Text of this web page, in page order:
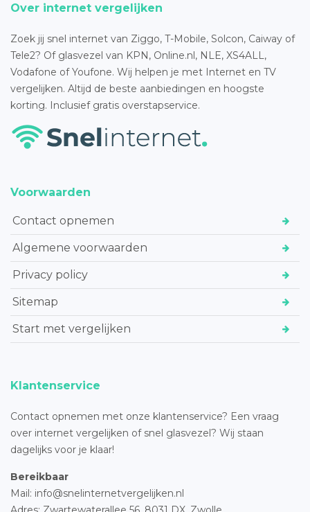
Over internet vergelijken
Zoek jij snel internet van Ziggo, T-Mobile, Solcon, Caiway of
Tele2? Of glasvezel van KPN, Online.nl, NLE, XS4ALL,
Vodafone of Youfone. Wij helpen je met Internet en TV
vergelijken. Altijd de beste aanbiedingen en hoogste
korting. Inclusief gratis overstapservice.
Voorwaarden
Contact opnemen
Algemene voorwaarden
Privacy policy
Sitemap
Start met vergelijken
Klantenservice
Contact opnemen met onze klantenservice? Een vraag
over internet vergelijken of snel glasvezel? Wij staan
dagelijks voor je klaar!
Bereikbaar
Mail: info@snelinternetvergelijken.nl